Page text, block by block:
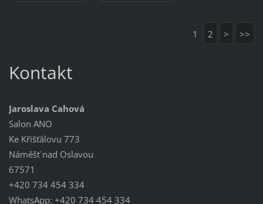
1 2 > >>
Kontakt
Jaroslava Cahová
Salon ANO
Ke Křišťálovu 773
Náměšť nad Oslavou
67571
+420 734 454 334
WhatsApp: +420 734 454 334